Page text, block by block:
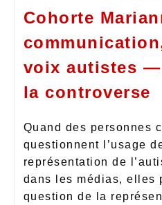
Cohorte
voix autistes —
la controverse
Quand des personnes
questionnent l’usage
représentation de
dans les médias, elles
question de la